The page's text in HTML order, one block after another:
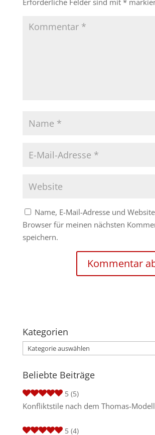
Erforderliche Felder sind mit *
Name, E-Mail-Adresse und
Browser für meinen nächsten
speichern.
Kategorien
Kategorien
Beliebte Beiträge
5 (5)
Konfliktstile nach dem Thomas-Modell
5 (4)